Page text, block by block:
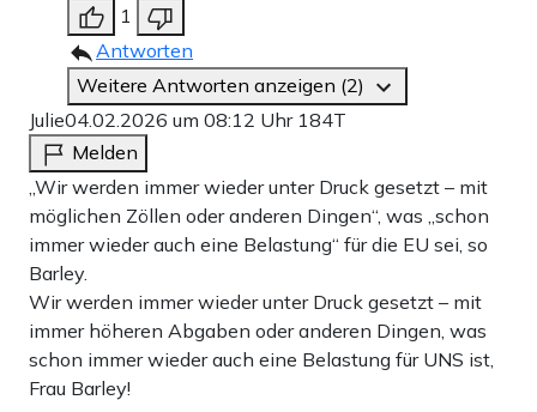
1
Antworten
Weitere Antworten anzeigen (2)
Julie04.02.2026 um 08:12 Uhr 184T
Melden
„Wir werden immer wieder unter Druck gesetzt – mit
möglichen Zöllen oder anderen Dingen“, was „schon
immer wieder auch eine Belastung“ für die EU sei, so
Barley.
Wir werden immer wieder unter Druck gesetzt – mit
immer höheren Abgaben oder anderen Dingen, was
schon immer wieder auch eine Belastung für UNS ist,
Frau Barley!